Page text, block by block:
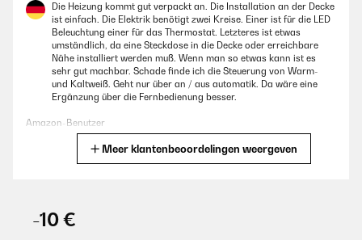
Die Heizung kommt gut verpackt an. Die Installation an der Decke
ist einfach. Die Elektrik benötigt zwei Kreise. Einer ist für die LED
Beleuchtung einer für das Thermostat. Letzteres ist etwas
umständlich, da eine Steckdose in die Decke oder erreichbare
Nähe installiert werden muß. Wenn man so etwas kann ist es
sehr gut machbar. Schade finde ich die Steuerung von Warm-
und Kaltweiß. Geht nur über an / aus automatik. Da wäre eine
Ergänzung über die Fernbedienung besser.
Amazon-Benutzer
Meer klantenbeoordelingen weergeven
-10 €